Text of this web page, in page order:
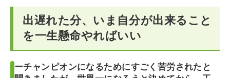
出遅れた分、いま自分が出来ること
を一生懸命やればいい
ーチャンピオンになるためにすごく苦労されたと